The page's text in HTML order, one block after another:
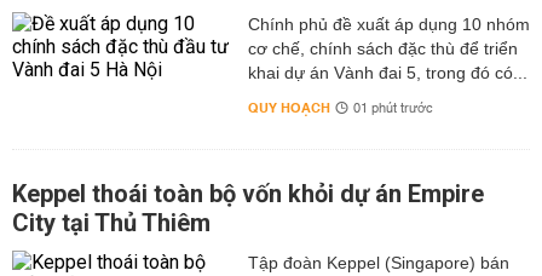
Chính phủ đề xuất áp dụng 10 nhóm
cơ chế, chính sách đặc thù để triển
khai dự án Vành đai 5, trong đó có...
QUY HOẠCH 01 phút trước
Keppel thoái toàn bộ vốn khỏi dự án Empire
City tại Thủ Thiêm
Tập đoàn Keppel (Singapore) bán